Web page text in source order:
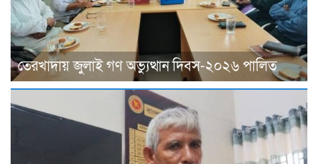
তেরখাদায় জুলাই গণ অভ্যুত্থান দিবস-২০২৬ পালিত